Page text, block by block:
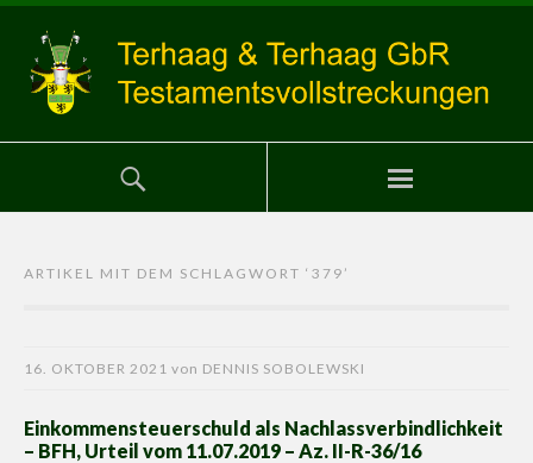
ARTIKEL MIT DEM SCHLAGWORT ‘ 379 ’
16. OKTOBER 2021 von DENNIS SOBOLEWSKI
Einkommensteuerschuld als Nachlassverbindlichkeit
– BFH, Urteil vom 11.07.2019 – Az. II-R-36/16